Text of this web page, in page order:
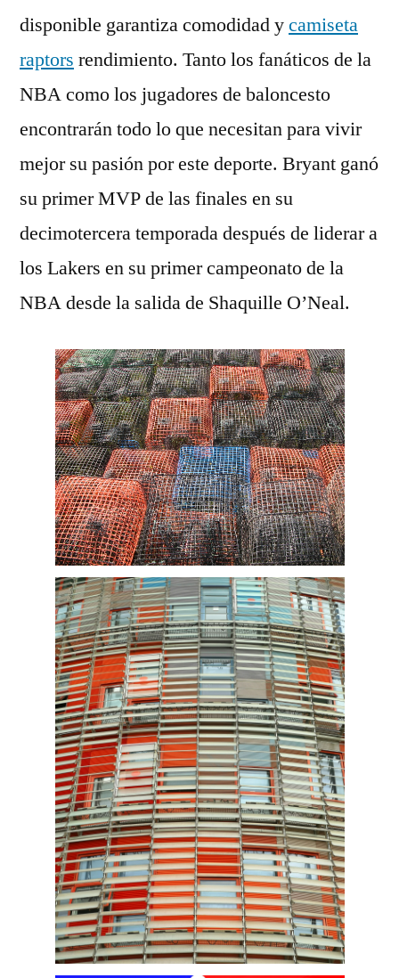
disponible garantiza comodidad ycamiseta
raptors rendimiento. Tanto los fanáticos de la
NBA como los jugadores de baloncesto
encontrarán todo lo que necesitan para vivir
mejor su pasión por este deporte. Bryant ganó
su primer MVP de las finales en su
decimotercera temporada después de liderar a
los Lakers en su primer campeonato de la
NBA desde la salida de Shaquille O’Neal.